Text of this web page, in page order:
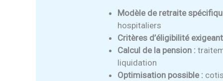
Modèle de retraite
hospitaliers
Critères d’éligibilité
Calcul de la pension :
liquidation
Optimisation possible :